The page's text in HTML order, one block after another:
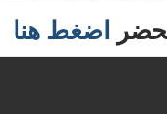
اضغط هنا